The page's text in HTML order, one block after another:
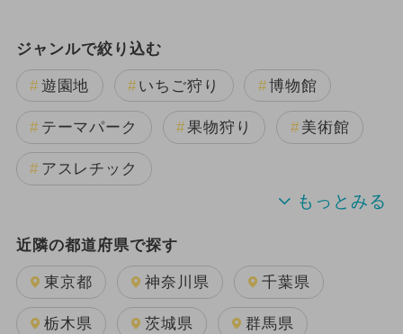
ジャンルで絞り込む
遊園地 いちご狩り 博物館
テーマパーク 果物狩り 美術館
アスレチック
動物園 電車・鉄道
道の駅 科学館
近隣の都道府県で探す
東京都 神奈川県 千葉県
栃木県 茨城県 群馬県